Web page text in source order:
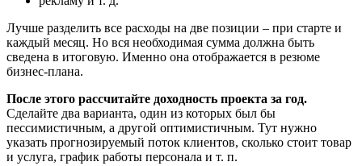
Лучше разделить все расходы на две позиции – при старте и
каждый месяц. Но вся необходимая сумма должна быть
сведена в итоговую. Именно она отображается в резюме
бизнес-плана.
После этого рассчитайте доходность проекта за год.
Сделайте два варианта, один из которых был бы
пессимистичным, а другой оптимистичным. Тут нужно
указать прогнозируемый поток клиентов, сколько стоит товар
и услуга, график работы персонала и т. п.